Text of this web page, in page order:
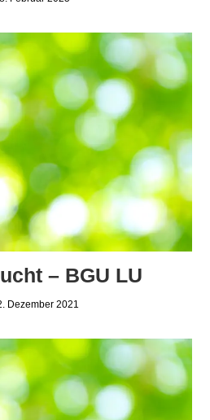
– BGU LU
Dezember 2021